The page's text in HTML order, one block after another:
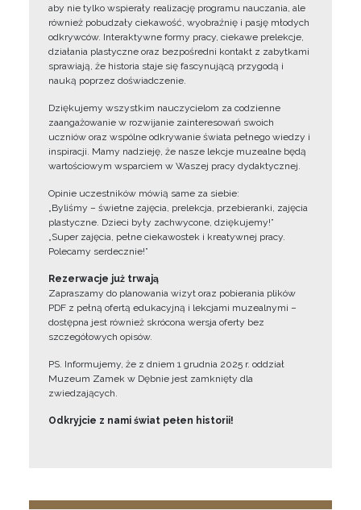
aby nie tylko wspierały realizację programu nauczania, ale
również pobudzały ciekawość, wyobraźnię i pasję młodych
odkrywców. Interaktywne formy pracy, ciekawe prelekcje,
działania plastyczne oraz bezpośredni kontakt z zabytkami
sprawiają, że historia staje się fascynującą przygodą i
nauką poprzez doświadczenie.
Dziękujemy wszystkim nauczycielom za codzienne
zaangażowanie w rozwijanie zainteresowań swoich
uczniów oraz wspólne odkrywanie świata pełnego wiedzy i
inspiracji. Mamy nadzieję, że nasze lekcje muzealne będą
wartościowym wsparciem w Waszej pracy dydaktycznej.
Opinie uczestników mówią same za siebie:
„Byliśmy – świetne zajęcia, prelekcja, przebieranki, zajęcia
plastyczne. Dzieci były zachwycone, dziękujemy!”
„Super zajęcia, pełne ciekawostek i kreatywnej pracy.
Polecamy serdecznie!”
Rezerwacje już trwają
Zapraszamy do planowania wizyt oraz pobierania plików
PDF z pełną ofertą edukacyjną i lekcjami muzealnymi –
dostępna jest również skrócona wersja oferty bez
szczegółowych opisów.
PS. Informujemy, że z dniem 1 grudnia 2025 r. oddział
Muzeum Zamek w Dębnie jest zamknięty dla
zwiedzających.
Odkryjcie z nami świat pełen historii!